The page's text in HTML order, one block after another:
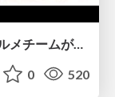
【CEDEC2026】専門性の高いデフォルメチームが挑んだ人材育成戦略 〜Cygames Academiaの企画から実施まで〜
0 520